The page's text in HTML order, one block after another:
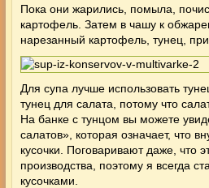
Пока они жарились, помыла,
картофель. Затем в чашу к
нарезанный картофель, тунец,
Для супа лучше использовать
тунец для салата, потому что
На банке с тунцом вы можете
салатов», которая означает, что
кусочки. Поговаривают даже, что
производства, поэтому я всегда
кусочками.